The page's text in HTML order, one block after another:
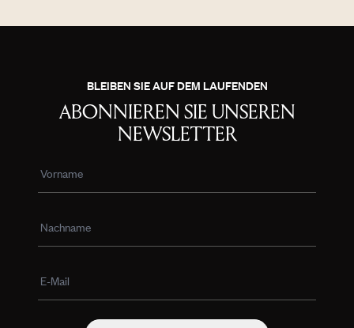
BLEIBEN SIE AUF DEM LAUFENDEN
ABONNIEREN SIE UNSEREN
NEWSLETTER